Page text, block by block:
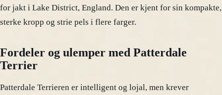
for jakt i Lake District, England. Den er kjent for sin kompakte,
sterke kropp og strie pels i flere farger.
Fordeler og ulemper med Patterdale
Terrier
Patterdale Terrieren er intelligent og lojal, men krever